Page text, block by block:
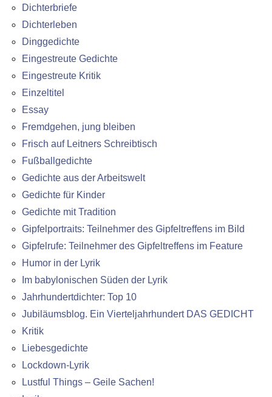
Dichterbriefe
Dichterleben
Dinggedichte
Eingestreute Gedichte
Eingestreute Kritik
Einzeltitel
Essay
Fremdgehen, jung bleiben
Frisch auf Leitners Schreibtisch
Fußballgedichte
Gedichte aus der Arbeitswelt
Gedichte für Kinder
Gedichte mit Tradition
Gipfelportraits: Teilnehmer des Gipfeltreffens im Bild
Gipfelrufe: Teilnehmer des Gipfeltreffens im Feature
Humor in der Lyrik
Im babylonischen Süden der Lyrik
Jahrhundertdichter: Top 10
Jubiläumsblog. Ein Vierteljahrhundert DAS GEDICHT
Kritik
Liebesgedichte
Lockdown-Lyrik
Lustful Things – Geile Sachen!